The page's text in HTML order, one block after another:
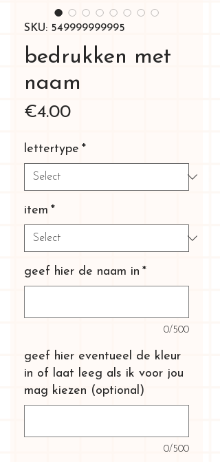
SKU: 549999999995
bedrukken met
naam
€4.00Price
lettertype *
item *
geef hier de naam in *
0/500
geef hier eventueel de kleur
in of laat leeg als ik voor jou
mag kiezen (optional)
0/500